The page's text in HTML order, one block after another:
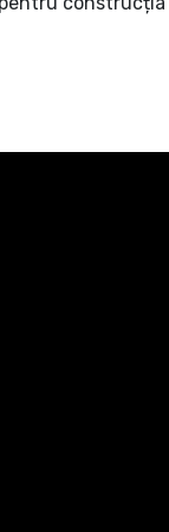
pentru
disponibile la